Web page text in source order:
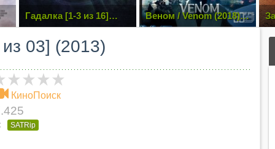
Гадалка [1-3 из 16]
(2019) SATRip
Веном / Venom (2018)
BDRip 1080p | 60 fps |
03] (2013)
КиноПоиск
SATRip